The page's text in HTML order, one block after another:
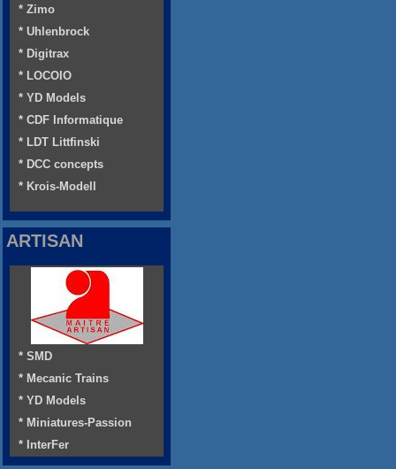
* Zimo
* Uhlenbrock
* Digitrax
* LOCOIO
* YD Models
* CDF Informatique
* LDT Littfinski
* DCC concepts
* Krois-Modell
ARTISAN
* SMD
* Mecanic Trains
* YD Models
* Miniatures-Passion
* InterFer